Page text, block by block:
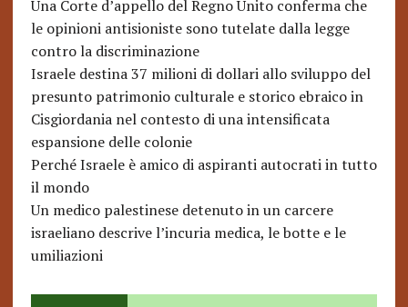
Una Corte d’appello del Regno Unito conferma che
le opinioni antisioniste sono tutelate dalla legge
contro la discriminazione
Israele destina 37 milioni di dollari allo sviluppo del
presunto patrimonio culturale e storico ebraico in
Cisgiordania nel contesto di una intensificata
espansione delle colonie
Perché Israele è amico di aspiranti autocrati in tutto
il mondo
Un medico palestinese detenuto in un carcere
israeliano descrive l’incuria medica, le botte e le
umiliazioni